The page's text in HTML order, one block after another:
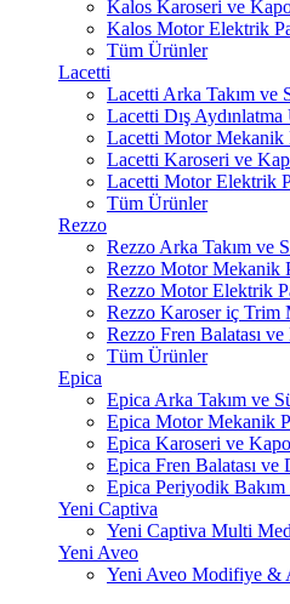
Kalos Karoseri ve
Kalos Motor Elektrik
Tüm Ürünler
Lacetti
Lacetti Arka Takım ve
Lacetti Dış
Lacetti Motor Mekanik
Lacetti Karoseri ve
Lacetti Motor Elektrik
Tüm Ürünler
Rezzo
Rezzo Arka Takım ve
Rezzo Motor Mekanik
Rezzo Motor Elektrik
Rezzo Karoser iç Trim
Rezzo Fren Balatası
Tüm Ürünler
Epica
Epica Arka Takım ve
Epica Motor Mekanik
Epica Karoseri ve
Epica Fren Balatası ve
Epica Periyodik
Yeni Captiva
Yeni Captiva Multi
Yeni Aveo
Yeni Aveo Modifiye &